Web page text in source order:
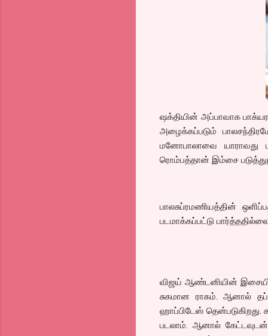
ஷக்தியின் அப்பாவாக
அழைக்கப்படும்
மனோபாலாவை யாராவது
ரொம்பத்தான் இம்சை
பாலசுப்ரமணியத்தின்
படமாக்கப்பட்டு
விஜய் ஆண்டனியின்
சுகமான ராகம். ஆனால்
ஹாப்பிடேஸ்
படலாம். ஆனால்